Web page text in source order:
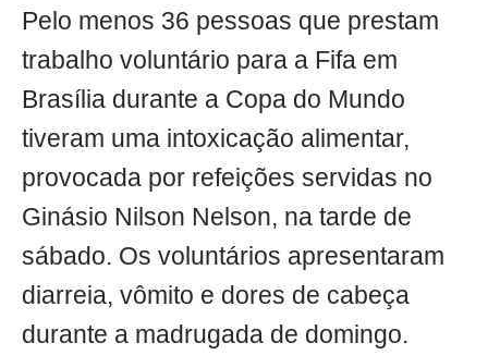
Pelo menos 36 pessoas que prestam
trabalho voluntário para a Fifa em
Brasília durante a Copa do Mundo
tiveram uma intoxicação alimentar,
provocada por refeições servidas no
Ginásio Nilson Nelson, na tarde de
sábado. Os voluntários apresentaram
diarreia, vômito e dores de cabeça
durante a madrugada de domingo.